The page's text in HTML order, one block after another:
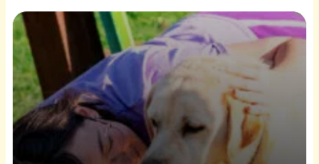
espoir et un nouveau foyer grâce à
l’effort communautaire
1 février 2025